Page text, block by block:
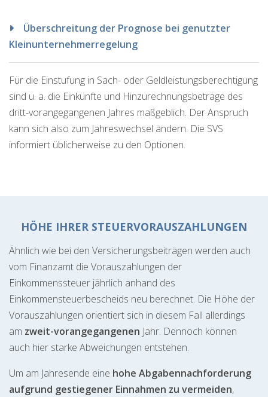
Überschreitung der Prognose bei genutzter
Kleinunternehmerregelung
Für die Einstufung in Sach- oder Geldleistungsberechtigung
sind u. a. die Einkünfte und Hinzurechnungsbeträge des
dritt-vorangegangenen Jahres maßgeblich. Der Anspruch
kann sich also zum Jahreswechsel ändern. Die SVS
informiert üblicherweise zu den Optionen.
HÖHE IHRER STEUERVORAUSZAHLUNGEN
Ähnlich wie bei den Versicherungsbeiträgen werden auch
vom Finanzamt die Vorauszahlungen der
Einkommenssteuer jährlich anhand des
Einkommensteuerbescheids neu berechnet. Die Höhe der
Vorauszahlungen orientiert sich in diesem Fall allerdings
am zweit-vorangegangenen Jahr. Dennoch können
auch hier starke Abweichungen entstehen.
Um am Jahresende eine hohe Abgabennachforderung
aufgrund gestiegener Einnahmen zu vermeiden,